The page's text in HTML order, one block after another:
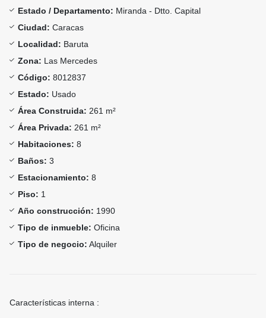
Estado / Departamento: Miranda - Dtto. Capital
Ciudad: Caracas
Localidad: Baruta
Zona: Las Mercedes
Código: 8012837
Estado: Usado
Área Construida: 261 m²
Área Privada: 261 m²
Habitaciones: 8
Baños: 3
Estacionamiento: 8
Piso: 1
Año construcción: 1990
Tipo de inmueble: Oficina
Tipo de negocio: Alquiler
Características interna :